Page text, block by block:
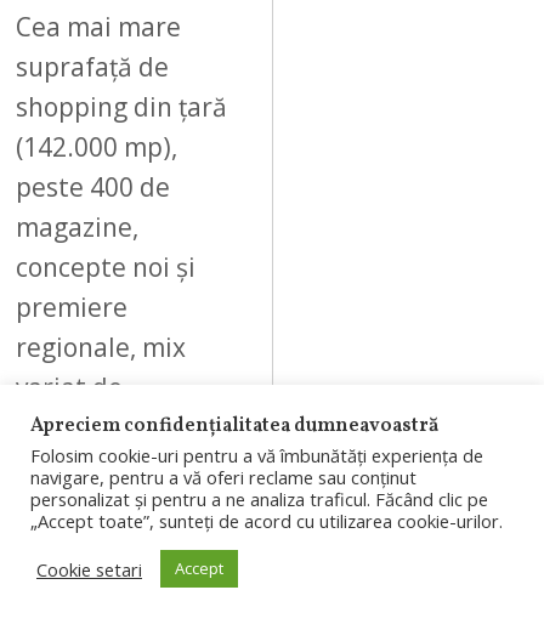
Cea mai mare
suprafață de
shopping din țară
(142.000 mp),
peste 400 de
magazine,
concepte noi și
premiere
regionale, mix
variat de…
10
Apreciem confidențialitatea dumneavoastră
Folosim cookie-uri pentru a vă îmbunătăți experiența de
navigare, pentru a vă oferi reclame sau conținut
personalizat și pentru a ne analiza traficul. Făcând clic pe
„Accept toate”, sunteți de acord cu utilizarea cookie-urilor.
Cookie setari
Accept